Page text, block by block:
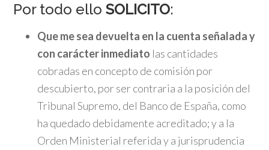
Por todo elloSOLICITO:
Que me sea devuelta en la cuenta señalada y
con carácter inmediato las cantidades
cobradas en concepto de comisión por
descubierto, por ser contraria a la posición del
Tribunal Supremo, del Banco de España, como
ha quedado debidamente acreditado; y a la
Orden Ministerial referida y a jurisprudencia